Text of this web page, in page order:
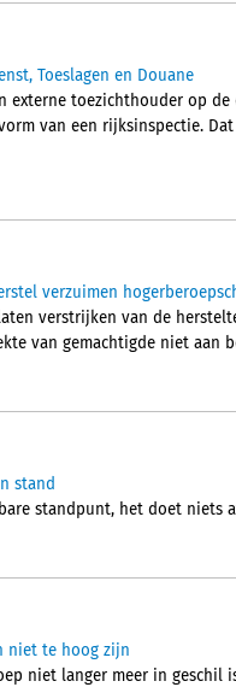
Toeslagen en Douane
externe toezichthouder op
van een rijksinspectie.
verzuimen
verstrijken van de
van gemachtigde niet aan
stand
standpunt, het doet niets
niet te hoog zijn
niet langer meer in geschil